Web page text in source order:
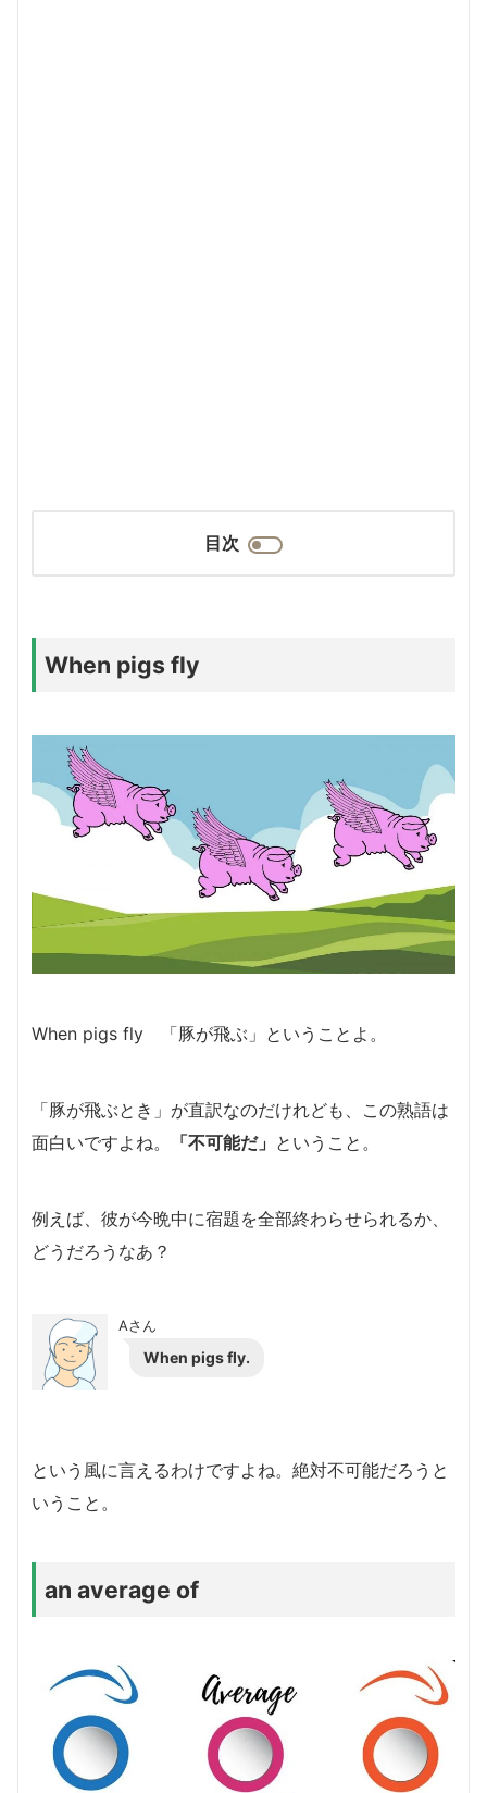
目次
When pigs fly
When pigs fly 「豚が飛ぶ」ということよ。
「豚が飛ぶとき」が直訳なのだけれども、この熟語は
面白いですよね。
「不可能だ」 ということ。
例えば、彼が今晩中に宿題を全部終わらせられるか、
どうだろうなあ？
Aさん
When pigs fly.
という風に言えるわけですよね。絶対不可能だろうと
いうこと。
an average of